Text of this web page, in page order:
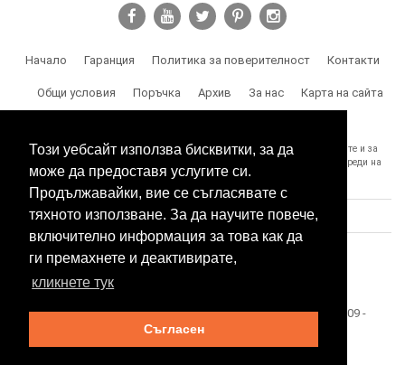
Този уебсайт използва бисквитки, за да
може да предоставя услугите си.
Продължавайки, вие се съгласявате с
тяхното използване. За да научите повече,
включително информация за това как да
ги премахнете и деактивирате,
кликнете тук
Съгласен
Начало Гаранция Политика за поверителност Контакти
Общи условия Поръчка Архив За нас Карта на сайта
SPY.BG Ви напомня, че носите отговорност за използването на продуктите и за
спазване на законите, както и за злоумишлени и незаконни действия, вреди на
трети лица и др.
Този сайт е собственост на БЕСТТЕХ ООД Copyright 2009 -
2026 Spy.bg